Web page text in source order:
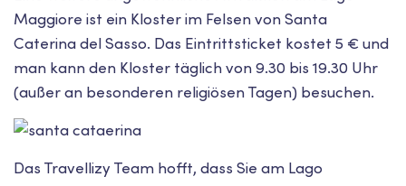
Maggiore ist ein Kloster im Felsen von Santa
Caterina del Sasso. Das Eintrittsticket kostet 5 € und
man kann den Kloster täglich von 9.30 bis 19.30 Uhr
(außer an besonderen religiösen Tagen) besuchen.
Das Travellizy Team hofft, dass Sie am Lago